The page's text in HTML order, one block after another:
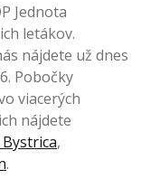
Jednota
letákov.
nájdete už dnes
Pobočky
viacerých
nájdete
,
.